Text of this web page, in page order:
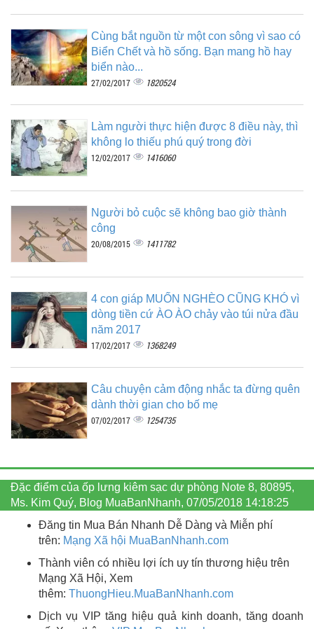
Cùng bắt nguồn từ một con sông vì sao có
Biển Chết và hồ sống. Bạn mang hồ hay
biển nào...
27/02/2017 1820524
Làm người thực hiện được 8 điều này, thì
không lo thiếu phú quý trong đời
12/02/2017 1416060
Người bỏ cuộc sẽ không bao giờ thành
công
20/08/2015 1411782
4 con giáp MUỐN NGHÈO CŨNG KHÓ vì
dòng tiền cứ ÀO ÀO chảy vào túi nửa đầu
năm 2017
17/02/2017 1368249
Câu chuyện cảm động nhắc ta đừng quên
dành thời gian cho bố mẹ
07/02/2017 1254735
Đặc điểm của ốp lưng kiêm sạc dự phòng Note 8, 80895,
Ms. Kim Quý, Blog MuaBanNhanh, 07/05/2018 14:18:25
Đăng tin Mua Bán Nhanh Dễ Dàng và Miễn phí
trên: Mạng Xã hội MuaBanNhanh.com
Thành viên có nhiều lợi ích uy tín thương hiệu trên
Mạng Xã Hội, Xem
thêm: ThuongHieu.MuaBanNhanh.com
Dịch vụ VIP tăng hiệu quả kinh doanh, tăng doanh